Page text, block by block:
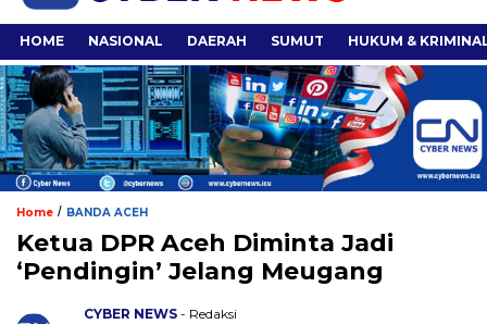
HOME NASIONAL DAERAH SUMUT HUKUM &
Home / BANDA ACEH
Ketua DPR Aceh Diminta Jadi
‘Pendingin’ Jelang Meugang
CYBER NEWS - Redaksi